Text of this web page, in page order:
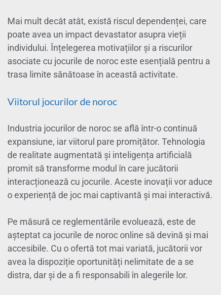
Mai mult decât atât, există riscul dependenței, care
poate avea un impact devastator asupra vieții
individului. Înțelegerea motivațiilor și a riscurilor
asociate cu jocurile de noroc este esențială pentru a
trasa limite sănătoase în această activitate.
Viitorul jocurilor de noroc
Industria jocurilor de noroc se află într-o continuă
expansiune, iar viitorul pare promițător. Tehnologia
de realitate augmentată și inteligența artificială
promit să transforme modul în care jucătorii
interacționează cu jocurile. Aceste inovații vor aduce
o experiență de joc mai captivantă și mai interactivă.
Pe măsură ce reglementările evoluează, este de
așteptat ca jocurile de noroc online să devină și mai
accesibile. Cu o ofertă tot mai variată, jucătorii vor
avea la dispoziție oportunități nelimitate de a se
distra, dar și de a fi responsabili în alegerile lor.